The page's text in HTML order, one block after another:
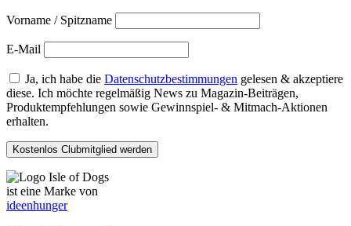
Vorname / Spitzname
E-Mail
Ja, ich habe die Datenschutzbestimmungen gelesen & akzeptiere
diese. Ich möchte regelmäßig News zu Magazin-Beiträgen,
Produktempfehlungen sowie Gewinnspiel- & Mitmach-Aktionen
erhalten.
ist eine Marke von
ideenhunger